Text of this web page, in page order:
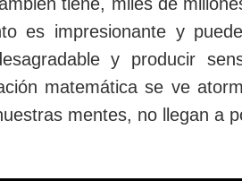
es impresionante y
y producir
matemática se ve
mentes, no llegan a